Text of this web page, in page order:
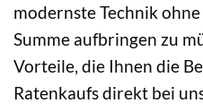
modernste Technik
Summe aufbringen zu
Vorteile, die Ihnen die
Ratenkaufs direkt bei